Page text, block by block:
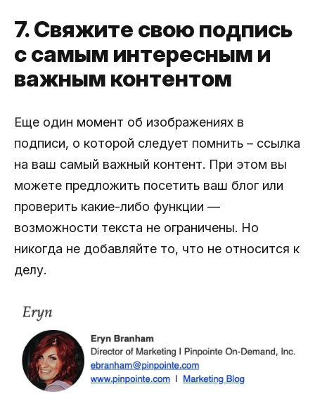
7. Свяжите свою подпись
с самым интересным и
важным контентом
Еще один момент об изображениях в
подписи, о которой следует помнить – ссылка
на ваш самый важный контент. При этом вы
можете предложить посетить ваш блог или
проверить какие-либо функции —
возможности текста не ограничены. Но
никогда не добавляйте то, что не относится к
делу.